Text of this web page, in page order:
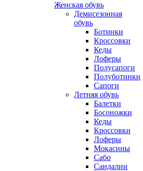
Женская обувь
Демисезонная
обувь
Ботинки
Кроссовки
Кеды
Лоферы
Полусапоги
Полуботинки
Сапоги
Летняя обувь
Балетки
Босоножки
Кеды
Кроссовки
Лоферы
Мокасины
Сабо
Сандалии